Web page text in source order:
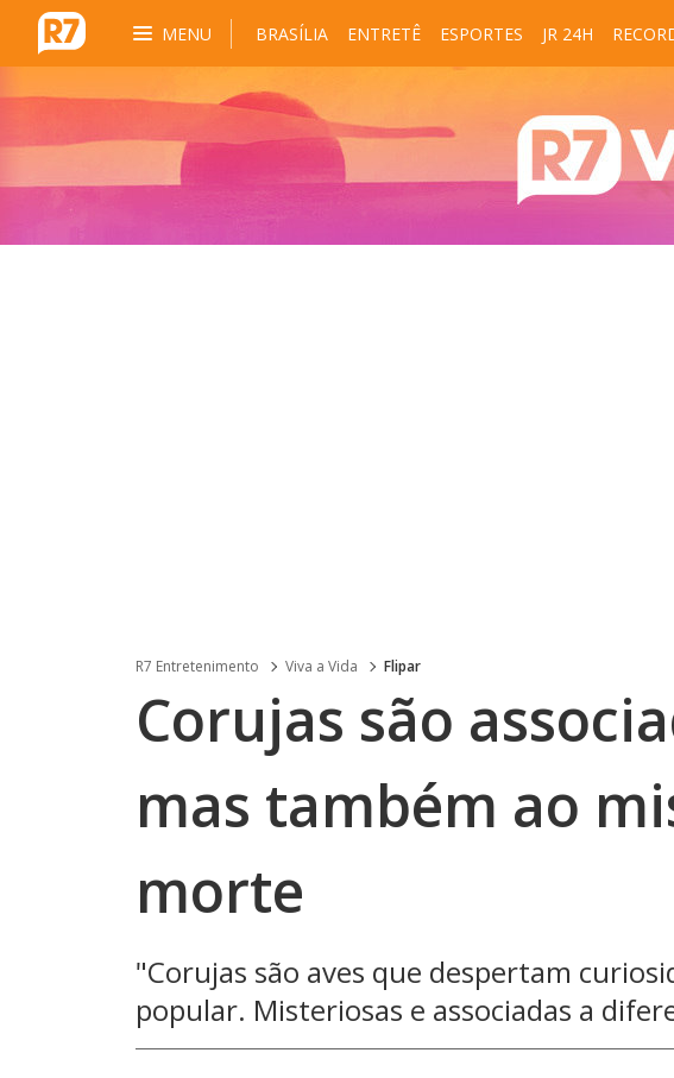
MENU BRASÍLIA ENTRETÊ ESPORTES JR 24H
R7 Entretenimento Viva a Vida Flipar
Corujas são
mas também ao
morte
"Corujas são aves que despertam
popular. Misteriosas e associadas a